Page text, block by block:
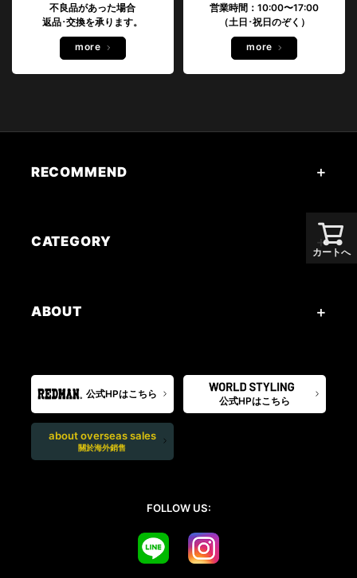
カートへ
不良品があった場合
返品･交換を承ります。
more
営業時間：10:00〜17:00
（土日･祝日のぞく）
more
RECOMMEND
CATEGORY
ABOUT
公式HPはこちら
公式HPはこちら
about overseas sales
關於海外銷售
FOLLOW US: